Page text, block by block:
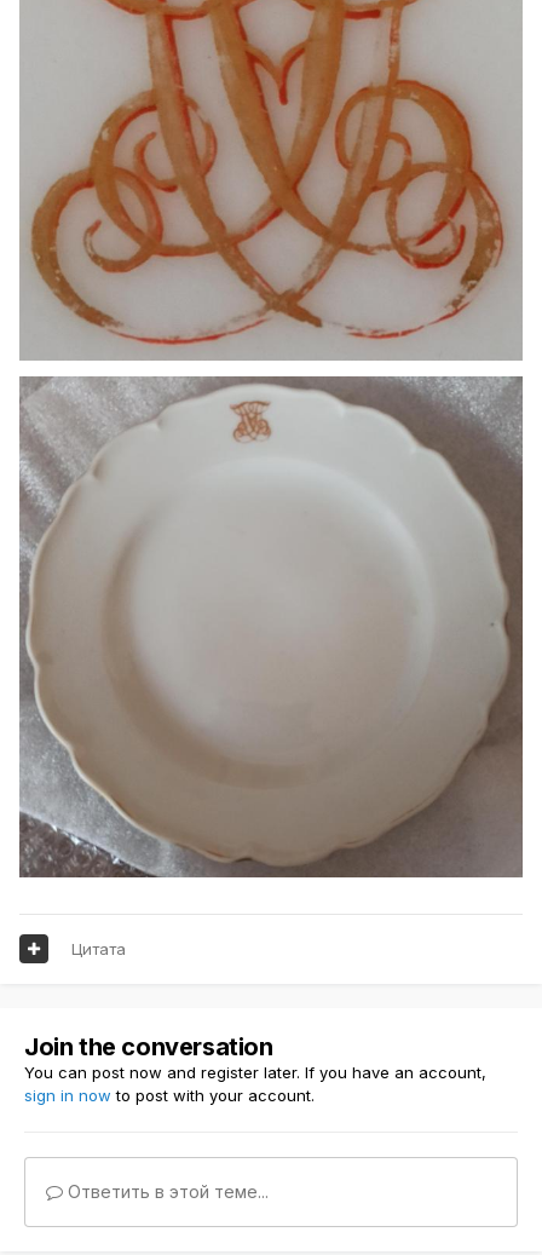
Цитата
Join the conversation
You can post now and register later. If you have an account,
sign in now to post with your account.
Ответить в этой теме...